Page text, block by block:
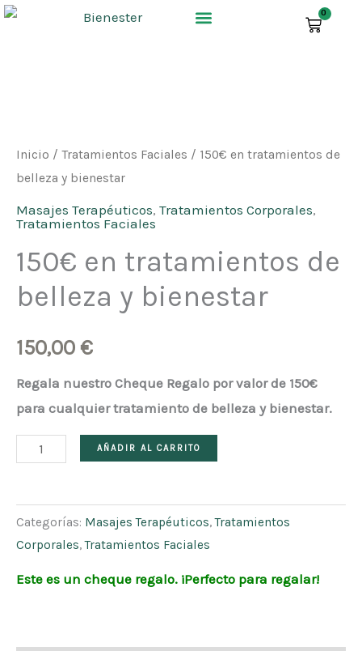
Ir
0
Inicio / Tratamientos Faciales / 150€ en tratamientos de
belleza y bienestar
Masajes Terapéuticos, Tratamientos Corporales,
Tratamientos Faciales
150€ en tratamientos de
belleza y bienestar
150,00 €
Regala nuestro Cheque Regalo por valor de 150€
para cualquier tratamiento de belleza y bienestar.
tratamientos
de
belleza
y
bienestar
AÑADIR AL CARRITO
Categorías: Masajes Terapéuticos,Tratamientos
Corporales,Tratamientos Faciales
Este es un cheque regalo. ¡Perfecto para regalar!